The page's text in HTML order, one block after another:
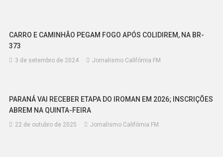
CARRO E CAMINHÃO PEGAM FOGO APÓS COLIDIREM, NA BR-
373
3 de setembro de 2024 Jornalismo Califórnia FM
PARANÁ VAI RECEBER ETAPA DO IROMAN EM 2026; INSCRIÇÕES
ABREM NA QUINTA-FEIRA
22 de outubro de 2025 Jornalismo Califórnia FM